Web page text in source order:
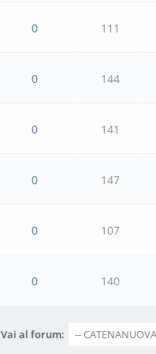
0 111
0 144
0 141
0 147
0 107
0 140
Vai al forum: